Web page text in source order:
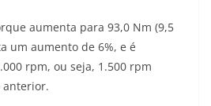
aumenta para 93,0 Nm (9,5
um aumento de 6%, e é
rpm, ou seja, 1.500 rpm
anterior.